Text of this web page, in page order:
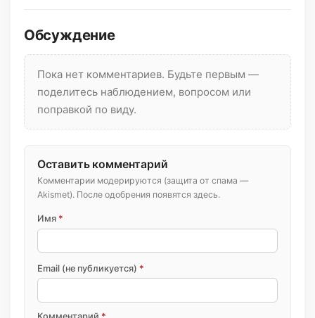
Обсуждение
Пока нет комментариев. Будьте первым —
поделитесь наблюдением, вопросом или
поправкой по виду.
Оставить комментарий
Комментарии модерируются (защита от спама —
Akismet). После одобрения появятся здесь.
Имя *
Email (не публикуется) *